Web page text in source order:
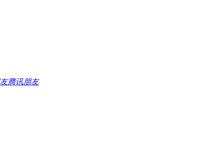
腾讯朋友